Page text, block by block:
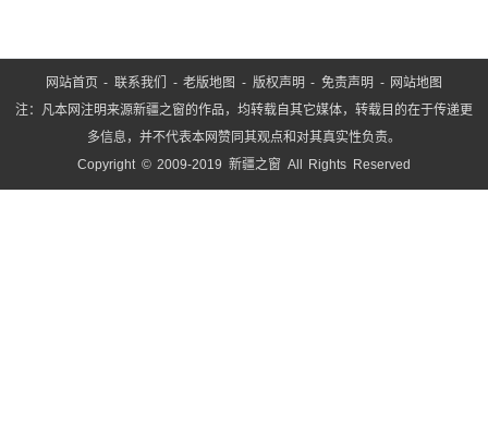
网站首页 - 联系我们 -老版地图 - 版权声明 -免责声明 - 网站地图
注：凡本网注明来源新疆之窗的作品，均转载自其它媒体，转载目的在于传递更
多信息，并不代表本网赞同其观点和对其真实性负责。
Copyright © 2009-2019 新疆之窗 All Rights Reserved